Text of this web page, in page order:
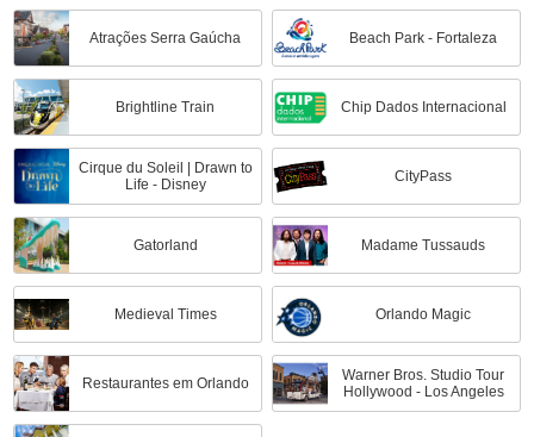
Atrações Serra Gaúcha Beach Park - Fortaleza
Brightline Train Chip Dados Internacional
Cirque du Soleil | Drawn to
Life - Disney
CityPass
Gatorland Madame Tussauds
Medieval Times Orlando Magic
Restaurantes em Orlando
Warner Bros. Studio Tour
Hollywood - Los Angeles